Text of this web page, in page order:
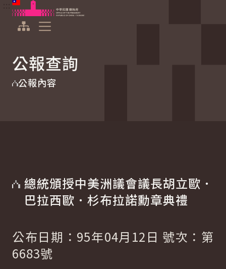
跳到主要內容
中華民國總統府
公報查詢
公報內容
總統頒授中美洲議會議長胡立歐．
巴拉西歐．杉布拉諾勳章典禮
公布日期：95年04月12日 號次：第
6683號